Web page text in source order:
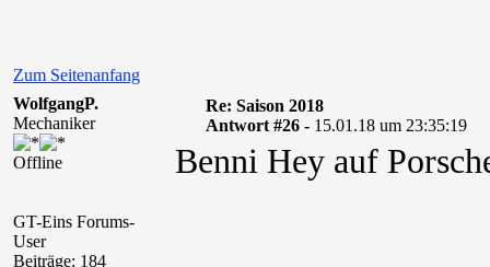
Zum Seitenanfang
WolfgangP.
Mechaniker
Offline
GT-Eins Forums-
User
Beiträge: 184
Re: Saison 2018
Antwort #26 - 15.01.18 um 23:35:19
Benni Hey auf